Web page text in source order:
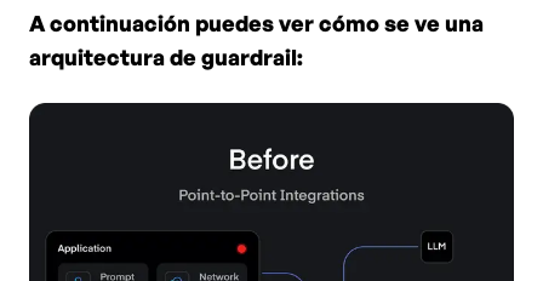
A continuación puedes vercómo se ve una
arquitectura de guardrail: